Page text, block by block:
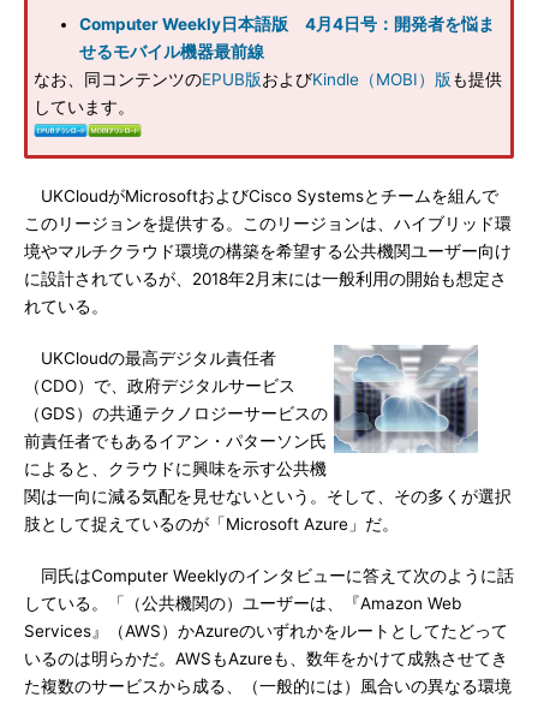
Computer Weekly日本語版 4月4日号：開発者を悩ま
せるモバイル機器最前線
なお、同コンテンツのEPUB版およびKindle（MOBI）版も提供
しています。
UKCloudがMicrosoftおよびCisco Systemsとチームを組んで
このリージョンを提供する。このリージョンは、ハイブリッド環
境やマルチクラウド環境の構築を希望する公共機関ユーザー向け
に設計されているが、2018年2月末には一般利用の開始も想定さ
れている。
UKCloudの最高デジタル責任者
（CDO）で、政府デジタルサービス
（GDS）の共通テクノロジーサービスの
前責任者でもあるイアン・パターソン氏
によると、クラウドに興味を示す公共機
関は一向に減る気配を見せないという。そして、その多くが選択
肢として捉えているのが「Microsoft Azure」だ。
同氏はComputer Weeklyのインタビューに答えて次のように話
している。「（公共機関の）ユーザーは、『Amazon Web
Services』（AWS）かAzureのいずれかをルートとしてたどって
いるのは明らかだ。AWSもAzureも、数年をかけて成熟させてき
た複数のサービスから成る、（一般的には）風合いの異なる環境